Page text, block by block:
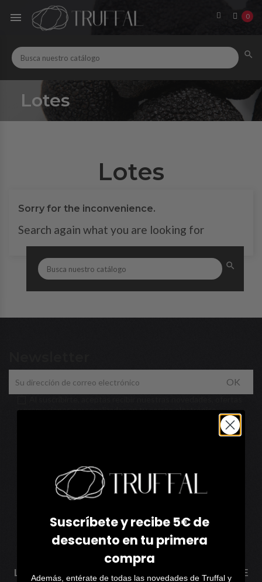
 0

Lotes
Lotes
Sorry for the inconvenience.
Search again what you are looking for

OK
y promociones personalizadas en tu correo electrónico.
Puedes darte de baja en cualquier momento. Más información
LA TRUFA NEGRA, UNA JOYA IMPRESCINDIBLE DE
Suscríbete y recibe 5€ de
descuento en tu primera
compra
Además, entérate de todas las novedades de Truffal y